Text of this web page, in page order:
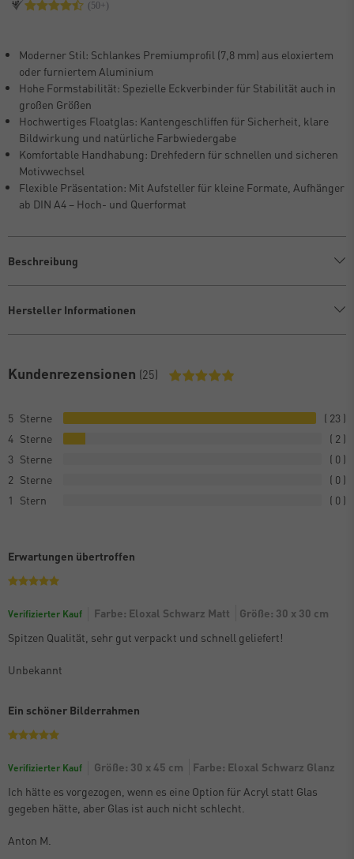
Moderner Stil: Schlankes Premiumprofil (7,8 mm) aus eloxiertem
oder furniertem Aluminium
Hohe Formstabilität: Spezielle Eckverbinder für Stabilität auch in
großen Größen
Hochwertiges Floatglas: Kantengeschliffen für Sicherheit, klare
Bildwirkung und natürliche Farbwiedergabe
Komfortable Handhabung: Drehfedern für schnellen und sicheren
Motivwechsel
Flexible Präsentation: Mit Aufsteller für kleine Formate, Aufhänger
ab DIN A4 – Hoch- und Querformat
Beschreibung
Hersteller Informationen
Kundenrezensionen (25)
5
23
4
2
3
0
2
0
1
0
Erwartungen übertroffen
Verifizierter Kauf Farbe: Eloxal Schwarz Matt
Größe: 30 x 30 cm
Spitzen Qualität, sehr gut verpackt und schnell geliefert!
Unbekannt
Ein schöner Bilderrahmen
Verifizierter Kauf Größe: 30 x 45 cm
Farbe: Eloxal Schwarz Glanz
Ich hätte es vorgezogen, wenn es eine Option für Acryl statt Glas
gegeben hätte, aber Glas ist auch nicht schlecht.
Anton M.